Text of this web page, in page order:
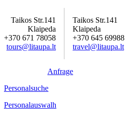
Taikos Str.141
Klaipeda
+370 671 78058
tours@litaupa.lt
Taikos Str.141
Klaipeda
+370 645 69988
travel@litaupa.lt
Anfrage
Personalsuche
Personalauswalh